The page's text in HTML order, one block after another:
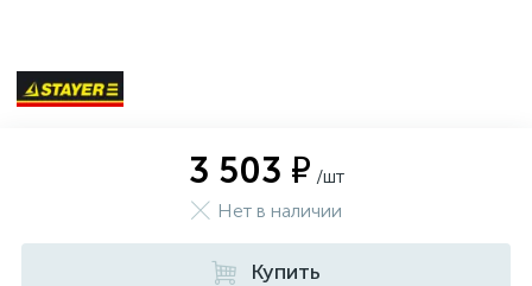
3 503 ₽ /шт
Нет в наличии
Купить